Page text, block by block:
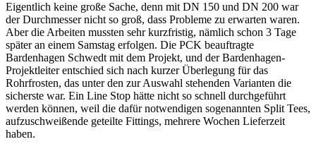
Eigentlich keine große Sache, denn mit DN 150 und DN 200 war
der Durchmesser nicht so groß, dass Probleme zu erwarten waren.
Aber die Arbeiten mussten sehr kurzfristig, nämlich schon 3 Tage
später an einem Samstag erfolgen. Die PCK beauftragte
Bardenhagen Schwedt mit dem Projekt, und der Bardenhagen-
Projektleiter entschied sich nach kurzer Überlegung für das
Rohrfrosten, das unter den zur Auswahl stehenden Varianten die
sicherste war. Ein Line Stop hätte nicht so schnell durchgeführt
werden können, weil die dafür notwendigen sogenannten Split Tees,
aufzuschweißende geteilte Fittings, mehrere Wochen Lieferzeit
haben.